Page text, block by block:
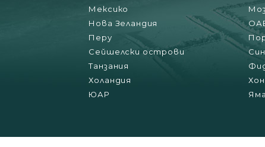
Мексико
Нова Зеландия
Перу
Сейшелски острови
Танзания
Холандия
ЮАР